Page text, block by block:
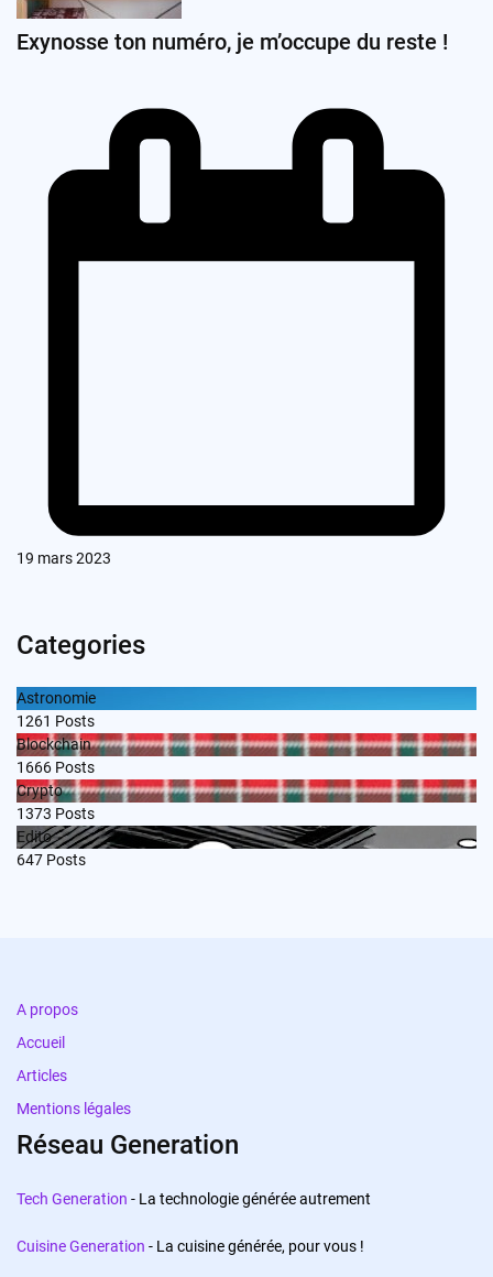
Exynosse ton numéro, je m’occupe du reste !
19 mars 2023
Categories
Astronomie
1261 Posts
Blockchain
1666 Posts
Crypto
1373 Posts
Edito
647 Posts
A propos
Accueil
Articles
Mentions légales
Réseau Generation
Tech Generation - La technologie générée autrement
Cuisine Generation - La cuisine générée, pour vous !